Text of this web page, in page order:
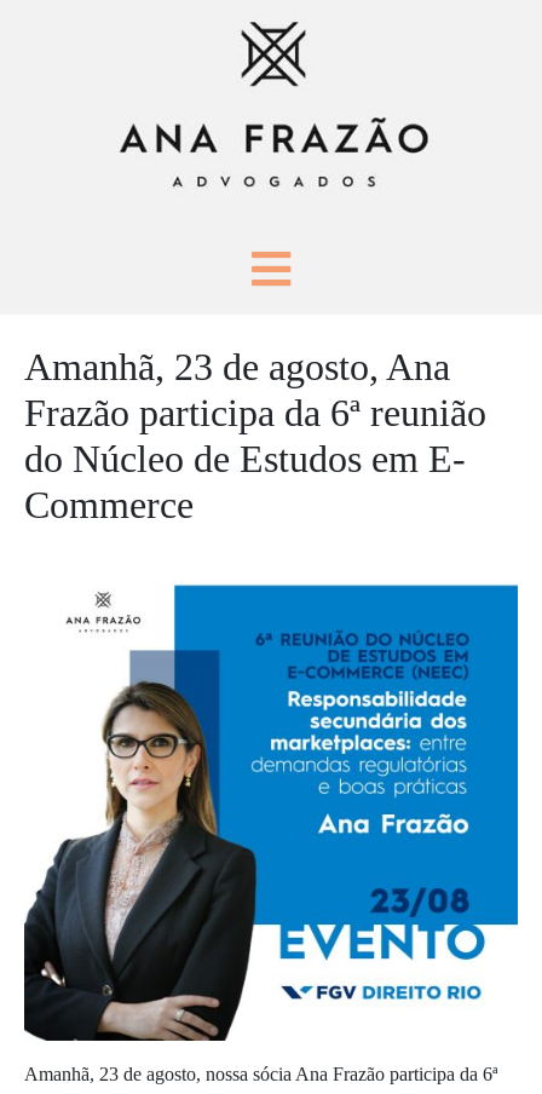
Amanhã, 23 de agosto, Ana
Frazão participa da 6ª reunião
do Núcleo de Estudos em E-
Commerce
Amanhã, 23 de agosto, nossa sócia Ana Frazão participa da 6ª